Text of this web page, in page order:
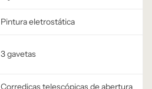
Pintura eletrostática
3 gavetas
Corrediças telescópicas de abertura